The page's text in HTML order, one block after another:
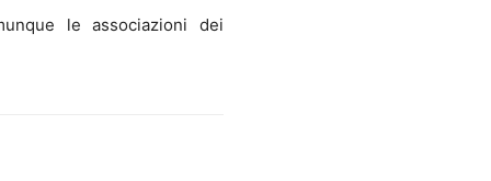
le associazioni dei